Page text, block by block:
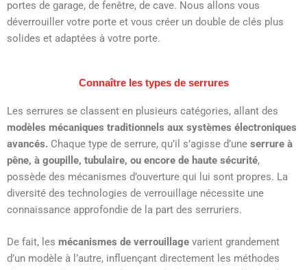
portes de garage, de fenêtre, de cave. Nous allons vous
déverrouiller votre porte et vous créer un double de clés plus
solides et adaptées à votre porte.
Connaître les types de serrures
Les serrures se classent en plusieurs catégories, allant des
modèles mécaniques traditionnels aux systèmes électroniques
avancés. Chaque type de serrure, qu’il s’agisse d’une serrure à
pêne, à goupille, tubulaire, ou encore de haute sécurité,
possède des mécanismes d’ouverture qui lui sont propres. La
diversité des technologies de verrouillage nécessite une
connaissance approfondie de la part des serruriers.
De fait, les mécanismes de verrouillage varient grandement
d’un modèle à l’autre, influençant directement les méthodes